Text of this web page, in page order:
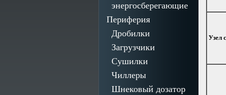
энергосберегающие
Периферия
Дробилки
Загрузчики
Сушилки
Чиллеры
Шнековый дозатор
Узел